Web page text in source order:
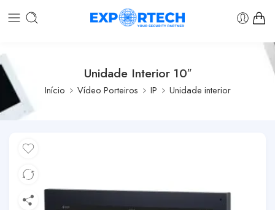
Unidade Interior 10″
Início Vídeo Porteiros IP Unidade interior